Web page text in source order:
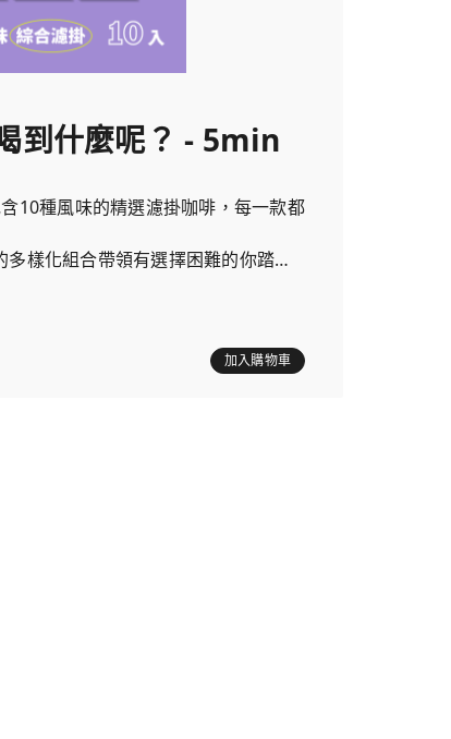
到什麼呢？ - 5min
10種風味的精選濾掛咖啡，每一款都
樣化組合帶領有選擇困難的你踏上
加入購物車